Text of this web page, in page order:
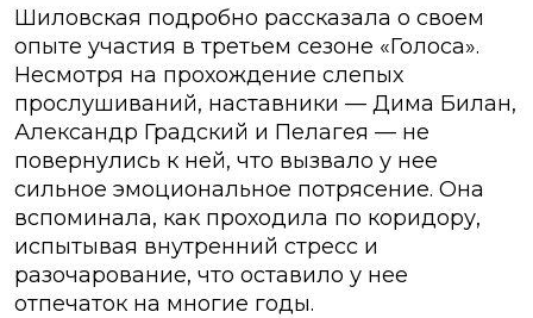
Шиловская подробно рассказала о своем
опыте участия в третьем сезоне «Голоса».
Несмотря на прохождение слепых
прослушиваний, наставники — Дима Билан,
Александр Градский и Пелагея — не
повернулись к ней, что вызвало у нее
сильное эмоциональное потрясение. Она
вспоминала, как проходила по коридору,
испытывая внутренний стресс и
разочарование, что оставило у нее
отпечаток на многие годы.